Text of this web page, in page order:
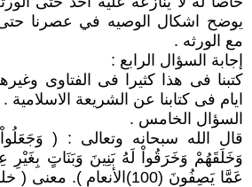
يوضح اشكال الوصيه في عصرنا
مع الورثه .
إجابة السؤال الرابع :
كتبنا فى هذا كثيرا فى الفتاوى
ايام فى كتابنا عن الشريعة الاسلامية .
السؤال الخامس .
قال الله سبحانه وتعالى : (
وَخَلَقَهُمْ وَخَرَقُواْ لَهُ بَنِينَ وَبَنَاتٍ بِغَيْرِ
عَمَّا يَصِفُونَ (100)الأنعام